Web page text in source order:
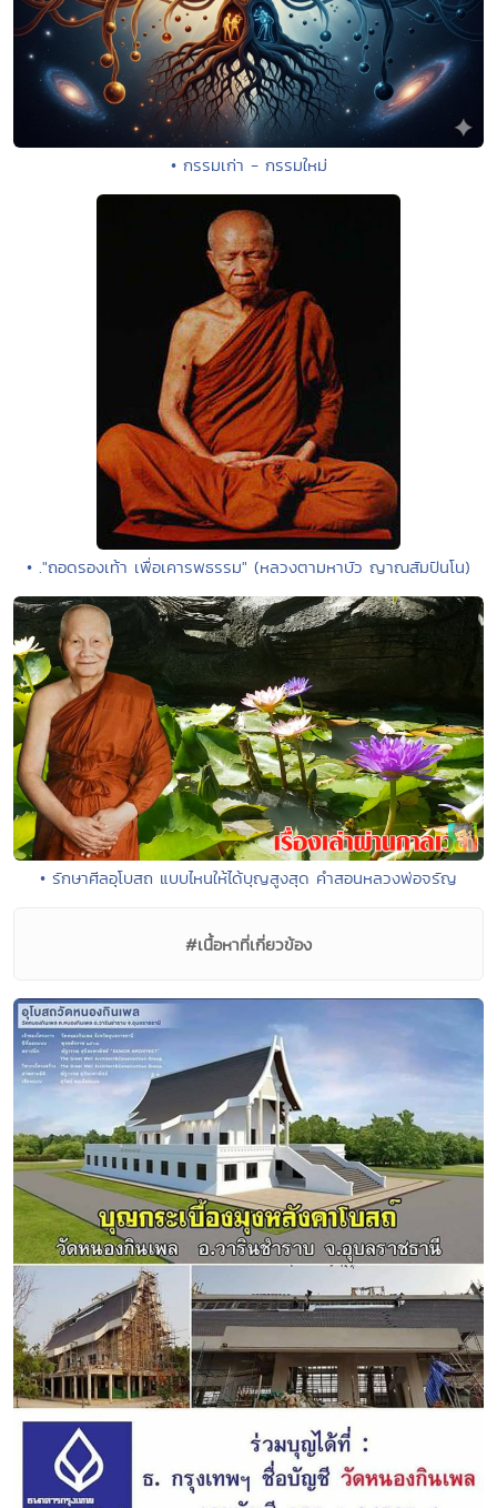
• กรรมเก่า - กรรมใหม่
• ."ถอดรองเท้า เพื่อเคารพธรรม" (หลวงตามหาบัว ญาณสัมปันโน)
• รักษาศีลอุโบสถ แบบไหนให้ได้บุญสูงสุด คำสอนหลวงพ่อจรัญ
#เนื้อหาที่เกี่ยวข้อง